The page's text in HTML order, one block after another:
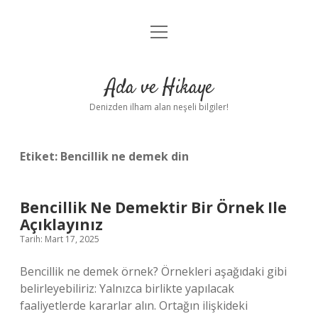
Anasayfa
Yasal Uyarı
menüyü
Ada ve Hikaye
Denizden ilham alan neşeli bilgiler!
Etiket: Bencillik ne demek din
Bencillik Ne Demektir Bir Örnek Ile
Açıklayınız
Tarih: Mart 17, 2025
Bencillik ne demek örnek? Örnekleri aşağıdaki gibi
belirleyebiliriz: Yalnızca birlikte yapılacak
faaliyetlerde kararlar alın. Ortağın ilişkideki